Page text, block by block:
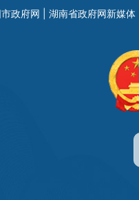
政府网 湖南省政府网新媒体